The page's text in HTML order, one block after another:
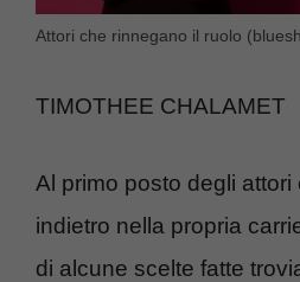
Attori che rinnegano il ruolo
TIMOTHEE CHALAMET
Al primo posto degli
indietro nella propria
di alcune scelte fatte